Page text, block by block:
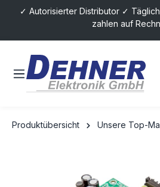
springen
✓ Autorisierter Distributor ✓
zahlen auf
Produktübersicht Unsere Top-